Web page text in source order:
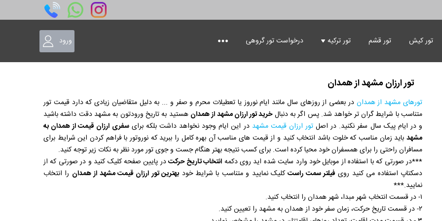
اردبیل
ارومیه
قائم شهر
آبادان
شهرضا
خمینی شهر
هشتگرد
محمود آباد
مشهد از تهران
از تبریز
مشهد از همدان
همدان با قطار
مشهد از بندرعباس
مشهد از بندرعباس
مشهد از کرمان
مشهد از ساری
مشهد از رشت
از یزد
مشهد از کاشان
کاشان با قطار
تور کیش تور قشم تور ترکیهتور کوش آداسی درخواست تور گروهی
تماس با ما
ورود
تور ارزان مشهد از همدان
تورهای مشهد از همدان در بعضی از روزهای سال مانند ایام نوروز یا تعطیلات محرم و صفر و ... به دلیل متقاضیان زیادی که دارد قیمت تور
متناسب با شرایط گران تر خواهد شد. پس اگر به دنبالخرید تور ارزان مشهد از همدان هستید به تاریخ ورودتون به مشهد دقت داشته باشید
و در ایام پیک سال سفر نکنید. در اصلتور ارزان قیمت مشهد در این ایام وجود نخواهد داشت بلکه برایسفری ارزان قیمت از همدان به
مشهد باید زمان مناسب که خلوت باشد انتخاب کنید و از قیمت های مناسب آن بهره کامل را ببرید که نوروتور با فراهم کردن این شرایط برای
مسافران راحتی را برای همسفران خود محیا کرده است. برای کسب نتیجه بهتر هنگام جست و جوی تور مورد نظر به نکات زیر توجه کنید.
***در صورتی که با استفاده از موبایل خود وارد سایت شده اید روی دکمه انتخاب تاریخ حرکتدر پایین صفحه کلیک کنید و در صورتی که از
دسکتاپ استفاده می کنید روی فیلتر سمت راستکلیک نمایید و متناسب با شرایط خود بهترین تور ارزان قیمت مشهد از همدان را انتخاب
نمایید.***
۱- در قسمت انتخاب شهر مبدا، شهر همدان را انتخاب کنید.
۲- در قسمت تاریخ حرکت، زمان سفر خود از همدان به مشهد را تعیین کنید.